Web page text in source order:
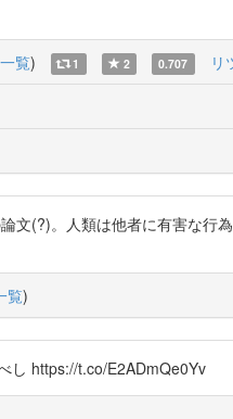
覧) 1 2 0.707 リ
文(?)。人類は他者に有害な
覧)
し https://t.co/E2ADmQe0Yv